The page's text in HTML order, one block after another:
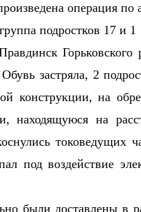
операция
подростков 17 и
Горьковского
застряла, 2
конструкции, на
находящуюся на
токоведущих
под воздействие
были доставлены в